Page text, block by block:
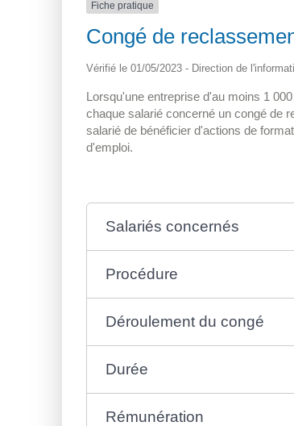
Fiche pratique
Congé de
Vérifié le 01/05/2023 - Direction de
Lorsqu'une entreprise d'au moins 1
chaque salarié concerné un congé de
salarié de bénéficier d'actions de
d'emploi.
Salariés concernés
Procédure
Déroulement du congé
Durée
Rémunération